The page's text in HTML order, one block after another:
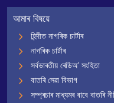
আমাৰ বিষয়ে
হিন্দীত নাগৰিক চাৰ্টাৰ
নাগৰিক চাৰ্টাৰ
সৰ্বভাৰতীয় ৰেডিঅ’ সংহিতা
বাতৰি সেৱা বিভাগ
সম্প্ৰচাৰ মাধ্যমৰ বাবে বাতৰি